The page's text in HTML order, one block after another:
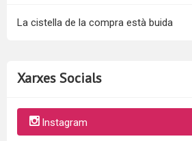
La cistella de la compra està buida
Xarxes Socials
Instagram